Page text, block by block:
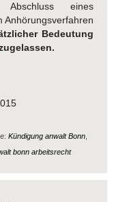
eines
Anhörungsverfahren
Bedeutung
Kündigung anwalt Bonn,
bonn arbeitsrecht